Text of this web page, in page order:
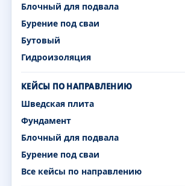
Блочный для подвала
Бурение под сваи
Бутовый
Гидроизоляция
КЕЙСЫ ПО НАПРАВЛЕНИЮ
Шведская плита
Фундамент
Блочный для подвала
Бурение под сваи
Все кейсы по направлению